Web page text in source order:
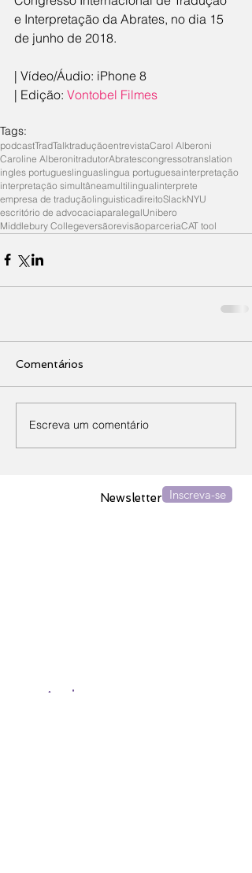
e Interpretação da Abrates, no dia 15
de junho de 2018.
| Vídeo/Áudio: iPhone 8
| Edição: Vontobel Filmes
Tags:
podcastTradTalktraduçãoentrevistaCarol Alberoni
Caroline AlberonitradutorAbratescongressotranslation
ingles portugueslinguaslingua portuguesainterpretação
interpretação simultâneamultilingualinterprete
empresa de traduçãolinguisticadireitoSlackNYU
escritório de advocaciaparalegalUnibero
Middlebury CollegeversãorevisãoparceriaCAT tool
Comentários
Escreva um comentário
Inscreva-se
Newsletter
Assine